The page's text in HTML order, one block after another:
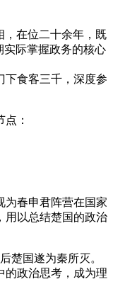
，在位二十余年，既
实际掌握政务的核心
下食客三千，深度参
：
为春申君阵营在国家
用以总结楚国的政治
楚国遂为秦所灭。
的政治思考，成为理